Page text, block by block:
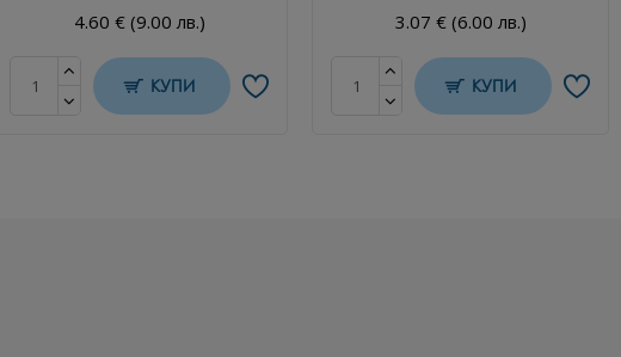
4.60 € (9.00 лв.)
КУПИ
3.07 € (6.00 лв.)
КУПИ